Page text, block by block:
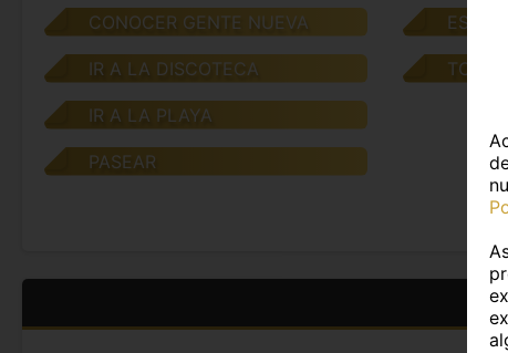
CONOCER GENTE NUEVA
IR A LA DISCOTECA
IR A LA PLAYA
PASEAR